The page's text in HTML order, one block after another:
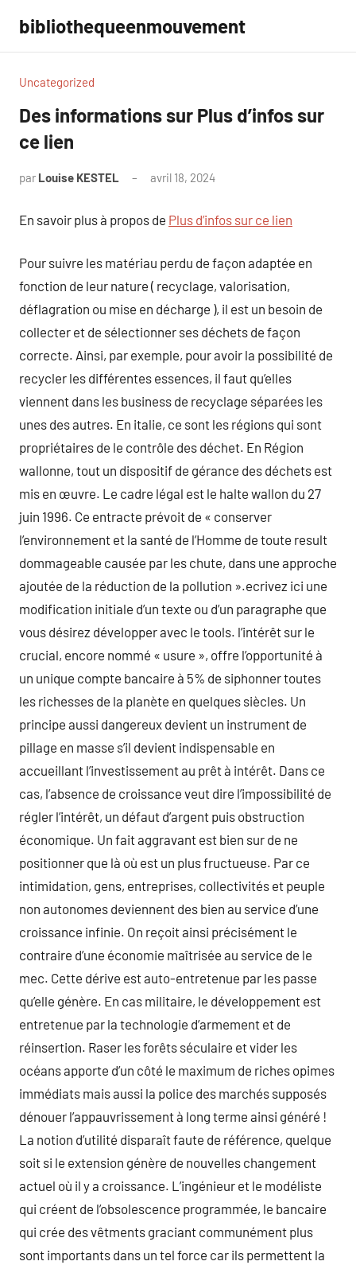
contenu
bibliothequeenmouvement
Uncategorized
Des informations sur Plus d’infos sur
ce lien
par Louise KESTEL avril 18, 2024
En savoir plus à propos de Plus d’infos sur ce lien
Pour suivre les matériau perdu de façon adaptée en
fonction de leur nature ( recyclage, valorisation,
déflagration ou mise en décharge ), il est un besoin de
collecter et de sélectionner ses déchets de façon
correcte. Ainsi, par exemple, pour avoir la possibilité de
recycler les différentes essences, il faut qu’elles
viennent dans les business de recyclage séparées les
unes des autres. En italie, ce sont les régions qui sont
propriétaires de le contrôle des déchet. En Région
wallonne, tout un dispositif de gérance des déchets est
mis en œuvre. Le cadre légal est le halte wallon du 27
juin 1996. Ce entracte prévoit de « conserver
l’environnement et la santé de l’Homme de toute result
dommageable causée par les chute, dans une approche
ajoutée de la réduction de la pollution ».ecrivez ici une
modification initiale d’un texte ou d’un paragraphe que
vous désirez développer avec le tools. l’intérêt sur le
crucial, encore nommé « usure », offre l’opportunité à
un unique compte bancaire à 5% de siphonner toutes
les richesses de la planète en quelques siècles. Un
principe aussi dangereux devient un instrument de
pillage en masse s’il devient indispensable en
accueillant l’investissement au prêt à intérêt. Dans ce
cas, l’absence de croissance veut dire l’impossibilité de
régler l’intérêt, un défaut d’argent puis obstruction
économique. Un fait aggravant est bien sur de ne
positionner que là où est un plus fructueuse. Par ce
intimidation, gens, entreprises, collectivités et peuple
non autonomes deviennent des bien au service d’une
croissance infinie. On reçoit ainsi précisément le
contraire d’une économie maîtrisée au service de le
mec. Cette dérive est auto-entretenue par les passe
qu’elle génère. En cas militaire, le développement est
entretenue par la technologie d’armement et de
réinsertion. Raser les forêts séculaire et vider les
océans apporte d’un côté le maximum de riches opimes
immédiats mais aussi la police des marchés supposés
dénouer l’appauvrissement à long terme ainsi généré !
La notion d’utilité disparaît faute de référence, quelque
soit si le extension génère de nouvelles changement
actuel où il y a croissance. L’ingénieur et le modéliste
qui créent de l’obsolescence programmée, le bancaire
qui crée des vêtments graciant communément plus
sont importants dans un tel force car ils permettent la